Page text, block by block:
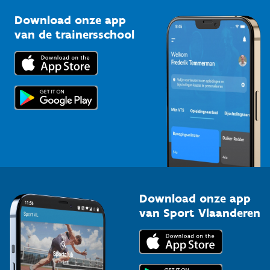
Bedrijven
Trainers en begeleiders
Topsporters
Kennisplatform
Downloads
Voor de pers
Download onze app
van de trainersschool
Download onze app
van Sport Vlaanderen